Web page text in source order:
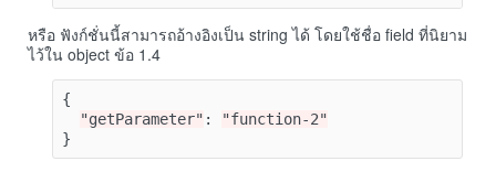
หรือ ฟังก์ชั่นนี้สามารถอ้างอิงเป็น string ได้ โดยใช้ชื่อ field ที่นิยาม
ไว้ใน object ข้อ 1.4
{
"getParameter" :
"function-2"
}